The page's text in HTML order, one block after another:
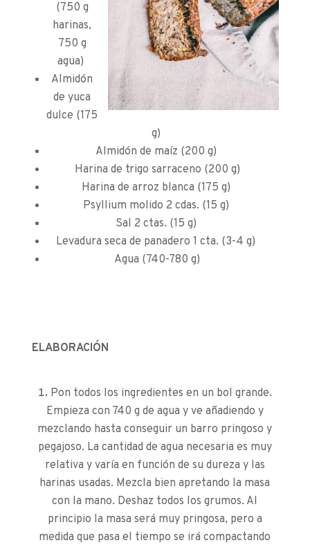
(750 g
harinas,
750 g
agua)
Almidón
de yuca
dulce (175
g)
Almidón de maíz (200 g)
Harina de trigo sarraceno (200 g)
Harina de arroz blanca (175 g)
Psyllium molido 2 cdas. (15 g)
Sal 2 ctas. (15 g)
Levadura seca de panadero 1 cta. (3-4 g)
Agua (740-780 g)
ELABORACIÓN
Pon todos los ingredientes en un bol grande.
Empieza con 740 g de agua y ve añadiendo y
mezclando hasta conseguir un barro pringoso y
pegajoso. La cantidad de agua necesaria es muy
relativa y varía en función de su dureza y las
harinas usadas. Mezcla bien apretando la masa
con la mano. Deshaz todos los grumos. Al
principio la masa será muy pringosa, pero a
medida que pasa el tiempo se irá compactando